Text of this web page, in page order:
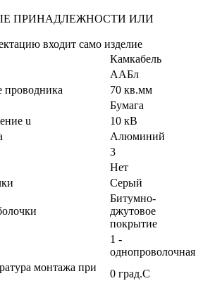
ПРИНАДЛЕЖНОСТИ ИЛИ
входит само изделие
Камкабель
ААБл
проводника
70 кв.мм
Бумага
u
10 кВ
Алюминий
3
Нет
Серый
Битумно-
джутовое
покрытие
1 -
однопроволочная
монтажа при
0 град.C